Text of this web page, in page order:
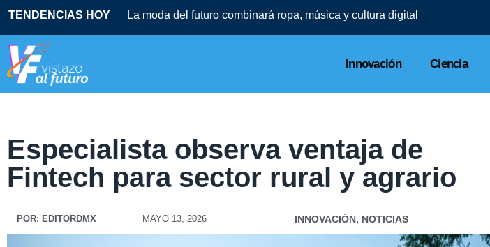
TENDENCIAS HOY La moda del futuro combinará ropa, música y cultura digital
Innovación Ciencia
Especialista observa ventaja de
Fintech para sector rural y agrario
POR: EDITORDMX MAYO 13, 2026 INNOVACIÓN, NOTICIAS